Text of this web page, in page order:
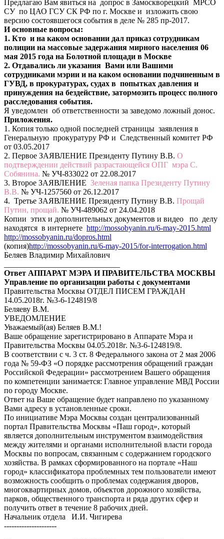
Предлагаю Вам явиться на допрос в Замоскворецкий МРСО
СУ по ЦАО ГСУ СК РФ по г. Москве и изложить свою
версию состоявшегося события в деле № 285 пр-2017.
И основные вопросы:
1. Кто и на каком основании дал приказ сотрудникам
полиции на массовые задержания мирного населения 06
мая 2015 года на Болотной площади в Москве
2. Отдавались ли указания Вами или Вашими
сотрудниками мэрии и на каком основании подчиненным в
ГУВД, в прокуратурах, судах в попытках давления и
принуждения на бездействие, затормозить процесс полного
расследования события.
Я уведомлен об ответственности за заведомо ложный донос.
Приложения.
1. Копия только одной последней страницы заявления в
Генеральную прокуратуру РФ и Следственный комитет РФ
от 03.05.2017
2. Первое ЗАЯВЛЕНИЕ Президенту Путину В.В. О
подтверждении действий разрастающейся ОПГ мэра С.
Собянина. № УЧ-833022 от 22.08.2017
3. Второе ЗАЯВЛЕНИЕ Зеленая папка Президенту Путину
В.В. № УЧ-1257560 от 26.12.2017
4. Третье ЗАЯВЛЕНИЕ Президенту Путину В.В. Прощай
Путин, прощай. № УЧ-489062 от 24.04.2018
Копии этих и дополнительных документов и видео по делу
находятся в интернете http://mossobyanin.ru/6-may-2015.html
http://mossobyanin.ru/dopros.html
(копия)http://mossobyanin.ru/6-may-2015/for-interrogation.html
Беляев Владимир Михайлович
Ответ АППАРАТ МЭРА И ПРАВИТЕЛЬСТВА МОСКВЫ
Управление по организации работы с документами
Правительства Москвы ОТДЕЛ ПИСЕМ ГРАЖДАН
14.05.2018г. №3-6-124819/8
Беляеву В.М.
УВЕДОМЛЕНИЕ
Уважаемый(ая) Беляев В.М.!
Ваше обращение зарегистрировано в Аппарате Мэра и
Правительства Москвы 04.05.2018г. №3-6-124819/8.
В соответствии с ч. 3 ст. 8 Федерального закона от 2 мая 2006
года № 59-ФЗ «О порядке рассмотрения обращений граждан
Российской Федерации» рассмотрением Вашего обращения
по компетенции занимается: Главное управление МВД России
по городу Москве.
Ответ на Ваше обращение будет направлено по указанному
Вами адресу в установленные сроки.
По инициативе Мэра Москвы создан централизованный
портал Правительства Москвы «Паш город», который
является дополнительным инструментом взаимодействия
между жителями и органами исполнительной власти города
Москвы по вопросам, связанным с содержанием городского
хозяйства. В рамках сформированного на портале «Наш
город» классификатора проблемных тем пользователи имеют
возможность сообщить о проблемах содержания дворов,
многоквартирных домов, объектов дорожного хозяйства,
парков, общественного транспорта и ряда других сфер и
получить ответ в течение 8 рабочих дней.
Начальник отдела И.И. Чигирева
---------------------